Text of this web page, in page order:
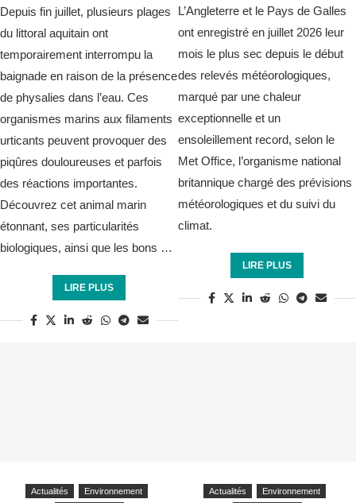
Depuis fin juillet, plusieurs plages
du littoral aquitain ont
temporairement interrompu la
baignade en raison de la présence
de physalies dans l’eau. Ces
organismes marins aux filaments
urticants peuvent provoquer des
piqûres douloureuses et parfois
des réactions importantes.
Découvrez cet animal marin
étonnant, ses particularités
biologiques, ainsi que les bons …
LIRE PLUS
L’Angleterre et le Pays de Galles
ont enregistré en juillet 2026 leur
mois le plus sec depuis le début
des relevés météorologiques,
marqué par une chaleur
exceptionnelle et un
ensoleillement record, selon le
Met Office, l’organisme national
britannique chargé des prévisions
météorologiques et du suivi du
climat.
LIRE PLUS
Actualités
Environnement
Actualités
Environnement